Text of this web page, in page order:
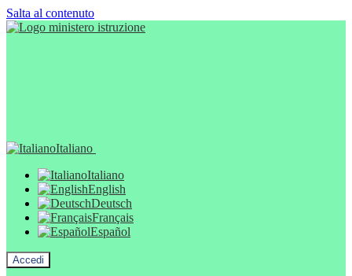
Salta al contenuto
Italiano
Italiano
English
Deutsch
Français
Español
Accedi